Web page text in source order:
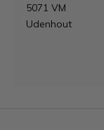
5071 VM
Udenhout